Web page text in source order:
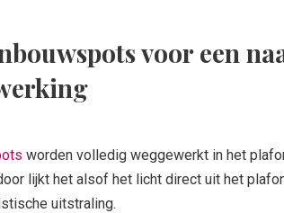
voor een
worden volledig weggewerkt in het
lijkt het alsof het licht direct uit het
uitstraling.